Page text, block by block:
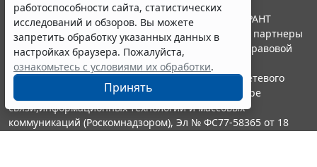
работоспособности сайта, статистических
исследований и обзоров. Вы можете
запретить обработку указанных данных в
настройках браузера. Пожалуйста,
ознакомьтесь с условиями их обработки.
Принять
© ООО "НПП "ГАРАНТ-СЕРВИС", 2026. Система ГАРАНТ
выпускается с 1990 года. Компания "Гарант" и ее партнеры
являются участниками Российской ассоциации правовой
информации ГАРАНТ.
Портал ГАРАНТ.РУ зарегистрирован в качестве сетевого
издания Федеральной службой по надзору в сфере
связи,информационных технологий и массовых
коммуникаций (Роскомнадзором), Эл № ФС77-58365 от 18